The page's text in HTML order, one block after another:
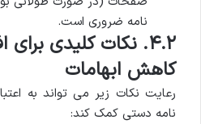
نامه ضروری است.
۴.۲. نکات کلیدی
کاهش ابهامات
رعایت نکات زیر می تواند به
نامه دستی کمک کند: